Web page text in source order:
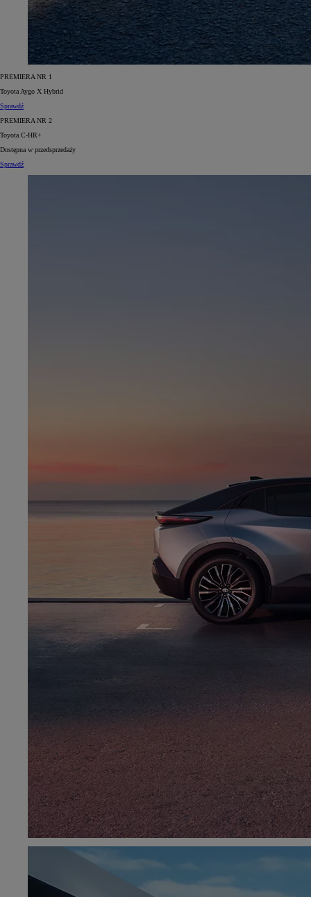
PREMIERA NR 1
Toyota Aygo X Hybrid
Sprawdź
PREMIERA NR 2
Toyota C-HR+
Dostępna w przedsprzedaży
Sprawdź